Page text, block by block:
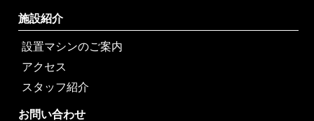
施設紹介
設置マシンのご案内
アクセス
スタッフ紹介
お問い合わせ